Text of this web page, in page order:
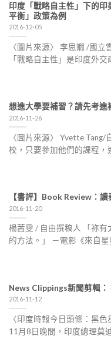
印度「戰略自主性」下的印
平衡」政策為例
2016-12-05
〈圖片來源〉 李思嫺 /國
「戰略自主性」是印度外
想進大學要補習？請先考進
2016-11-26
〈圖片來源〉 Yvette
校，只要參加他們的課程，
【書評】Book Review：
2016-11-20
楊茜雯 / 自由撰稿人 「祢
的方法。」 －電影《來自星
News Clippings新聞剪輯
2016-11-12
〈印度時報今日頭條：黑
11月8日晚間，印度總理莫